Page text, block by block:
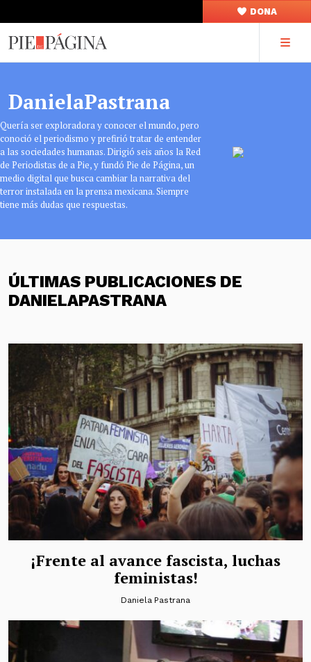
DONA
DanielaPastrana
Quería ser exploradora y conocer el mundo, pero
conoció el periodismo y prefirió tratar de entender
a las sociedades humanas. Dirigió seis años la Red
de Periodistas de a Pie, y fundó Pie de Página, un
medio digital que busca cambiar la narrativa del
terror instalada en la prensa mexicana. Siempre
tiene más dudas que respuestas.
ÚLTIMAS PUBLICACIONES DE
DANIELAPASTRANA
¡Frente al avance fascista, luchas
feministas!
Daniela Pastrana